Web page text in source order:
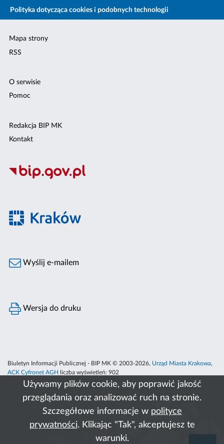
Używamy plików cookie, aby poprawić jakość
przeglądania oraz analizować ruch na stronie.
Szczegółowe informacje w polityce
prywatności. Klikając "Tak", akceptujesz te
warunki.
Polityka dotycząca cookies i podobnych technologii
Mapa strony
RSS
O serwisie
Pomoc
Redakcja BIP MK
Kontakt
Wyślij e-mailem
Wersja do druku
Biuletyn Informacji Publicznej - BIP MK © 2003-2026, Urząd Miasta Krakowa,
ACK Cyfronet AGH
liczba wyświetleń: 902